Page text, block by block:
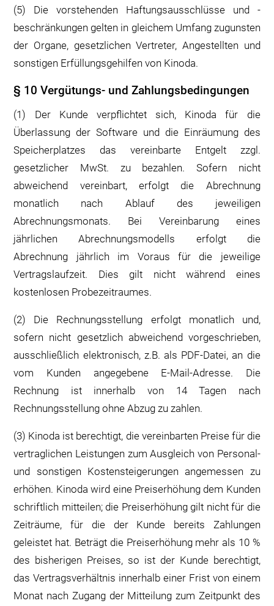
(5) Die vorstehenden Haftungsausschlüsse und -
beschränkungen gelten in gleichem Umfang zugunsten
der Organe, gesetzlichen Vertreter, Angestellten und
sonstigen Erfüllungsgehilfen von Kinoda.
§ 10 Vergütungs- und Zahlungsbedingungen
(1) Der Kunde verpflichtet sich, Kinoda für die
Überlassung der Software und die Einräumung des
Speicherplatzes das vereinbarte Entgelt zzgl.
gesetzlicher MwSt. zu bezahlen. Sofern nicht
abweichend vereinbart, erfolgt die Abrechnung
monatlich nach Ablauf des jeweiligen
Abrechnungsmonats. Bei Vereinbarung eines
jährlichen Abrechnungsmodells erfolgt die
Abrechnung jährlich im Voraus für die jeweilige
Vertragslaufzeit. Dies gilt nicht während eines
kostenlosen Probezeitraumes.
(2) Die Rechnungsstellung erfolgt monatlich und,
sofern nicht gesetzlich abweichend vorgeschrieben,
ausschließlich elektronisch, z.B. als PDF-Datei, an die
vom Kunden angegebene E-Mail-Adresse. Die
Rechnung ist innerhalb von 14 Tagen nach
Rechnungsstellung ohne Abzug zu zahlen.
(3) Kinoda ist berechtigt, die vereinbarten Preise für die
vertraglichen Leistungen zum Ausgleich von Personal-
und sonstigen Kostensteigerungen angemessen zu
erhöhen. Kinoda wird eine Preiserhöhung dem Kunden
schriftlich mitteilen; die Preiserhöhung gilt nicht für die
Zeiträume, für die der Kunde bereits Zahlungen
geleistet hat. Beträgt die Preiserhöhung mehr als 10 %
des bisherigen Preises, so ist der Kunde berechtigt,
das Vertragsverhältnis innerhalb einer Frist von einem
Monat nach Zugang der Mitteilung zum Zeitpunkt des